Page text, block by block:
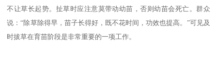
不让草长起势。扯草时应注意莫带动幼苗，否则幼苗会死亡。群众
说：“除草除得早，苗子长得好，既不花时间，功效也提高。”可见及
时拔草在育苗阶段是非常重要的一项工作。